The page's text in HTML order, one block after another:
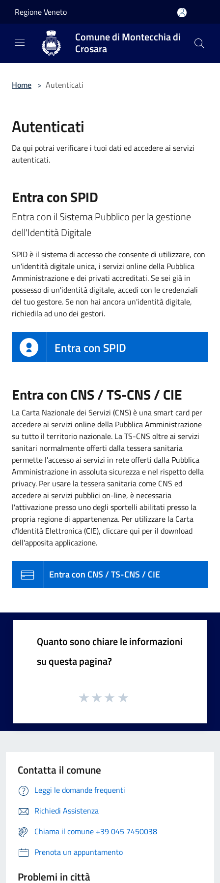
Regione Veneto
Comune di Montecchia di
Crosara
Home > Autenticati
Autenticati
Da qui potrai verificare i tuoi dati ed accedere ai servizi
autenticati.
Entra con SPID
Entra con il Sistema Pubblico per la gestione
dell'Identità Digitale
SPID è il sistema di accesso che consente di utilizzare, con
un'identità digitale unica, i servizi online della Pubblica
Amministrazione e dei privati accreditati. Se sei già in
possesso di un'identità digitale, accedi con le credenziali
del tuo gestore. Se non hai ancora un'identità digitale,
richiedila ad uno dei gestori.
Entra con SPID
Entra con CNS / TS-CNS / CIE
La Carta Nazionale dei Servizi (CNS) è una smart card per
accedere ai servizi online della Pubblica Amministrazione
su tutto il territorio nazionale. La TS-CNS oltre ai servizi
sanitari normalmente offerti dalla tessera sanitaria
permette l'accesso ai servizi in rete offerti dalla Pubblica
Amministrazione in assoluta sicurezza e nel rispetto della
privacy. Per usare la tessera sanitaria come CNS ed
accedere ai servizi pubblici on-line, è necessaria
l'attivazione presso uno degli sportelli abilitati presso la
propria regione di appartenenza. Per utilizzare la Carta
d'Identità Elettronica (CIE), cliccare qui per il download
dell'apposita applicazione.
Entra con CNS / TS-CNS / CIE
Quanto sono chiare le informazioni
su questa pagina?
Contatta il comune
Leggi le domande frequenti
Richiedi Assistenza
Chiama il comune +39 045 7450038
Prenota un appuntamento
Problemi in città